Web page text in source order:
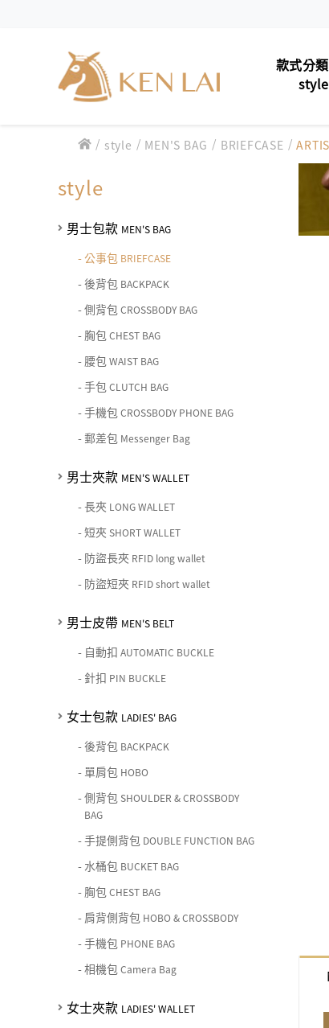
款式分類
style
男士包款
男士夾款
款式分類 style
男士包款 MEN'S BAG
男士夾款 MEN'S WALLET
男士皮帶 MEN'S BELT
女士包款 LADIES' BAG
女士夾款 LADIES' WALLET
皮革保養 LEATHER CARE
CHIARUGI
男士包款 MEN'S BAG
男士皮帶 MEN'S BELT
女士包款 LADIES' BAG
女士夾款 LADIES' WALLET
中性商品 UNISEX BAG/SLG
關於 CHIARUGI
CUMAR
男士包款 MEN'S BAG
男士夾款 MEN'S WALLET
男士皮帶 MEN'S BELT
女士包款 LADIES' BAG
女士夾款 LADIES' WALLET
中性商品 UNISEX BAG/SLG
關於 CUMAR
Roberta di Camerino
男士包款 MEN'S BAG
男士夾款 MEN'S WALLET
男士皮帶 MEN'S BELT
女士包款 LADIES' BAG
女士夾款 LADIES' WALLET
中性商品 UNISEX BAG/SLG
關於 Roberta di Camerino
男士包款 MEN'S BAG
男士夾款 MEN'S WALLET
男士皮帶 MEN'S BELT
中性商品 UNISEX BAG/SLG
皮革保養 LEATHER CARE
關於 THE BRIDGE
期間限定 limited edition
珍藏 THE BRIDGE (TB SPECIAL)
男士包款 MEN'S BAG
男士夾款 MEN'S WALLET
男士皮帶 MEN'S BELT
女士包款 LADIES' BAG
女士夾款 LADIES' WALLET
/ style / MEN'S BAG / BRIEFCASE /
style
男士包款 MEN'S BAG
-公事包 BRIEFCASE
-後背包 BACKPACK
-側背包CROSSBODY BAG
- 胸包CHEST BAG
- 腰包WAIST BAG
-手包CLUTCH BAG
-手機包CROSSBODY PHONE BAG
-郵差包 Messenger Bag
男士夾款 MEN'S WALLET
-長夾 LONG WALLET
-短夾SHORT WALLET
- 防盜長夾 RFID long wallet
- 防盜短夾 RFID short wallet
男士皮帶 MEN'S BELT
- 自動扣 AUTOMATIC BUCKLE
- 針扣 PIN BUCKLE
女士包款 LADIES' BAG
-後背包 BACKPACK
- 單肩包 HOBO
-側背包SHOULDER & CROSSBODY
BAG
-手提側背包 DOUBLE FUNCTION BAG
- 水桶包 BUCKET BAG
- 胸包CHEST BAG
- 肩背側背包 HOBO & CROSSBODY
-手機包 PHONE BAG
-相機包Camera Bag
女士夾款 LADIES' WALLET